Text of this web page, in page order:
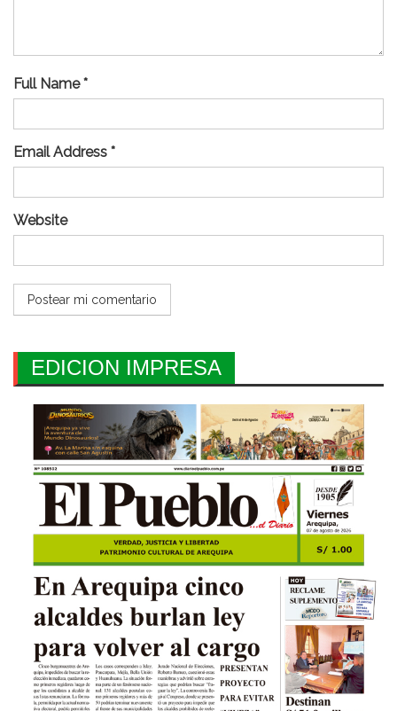
Full Name *
Email Address *
Website
EDICION IMPRESA